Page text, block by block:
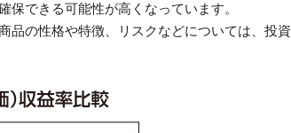
できる可能性が高くなっています。
品の性格や特徴、リスクなどについては、投資